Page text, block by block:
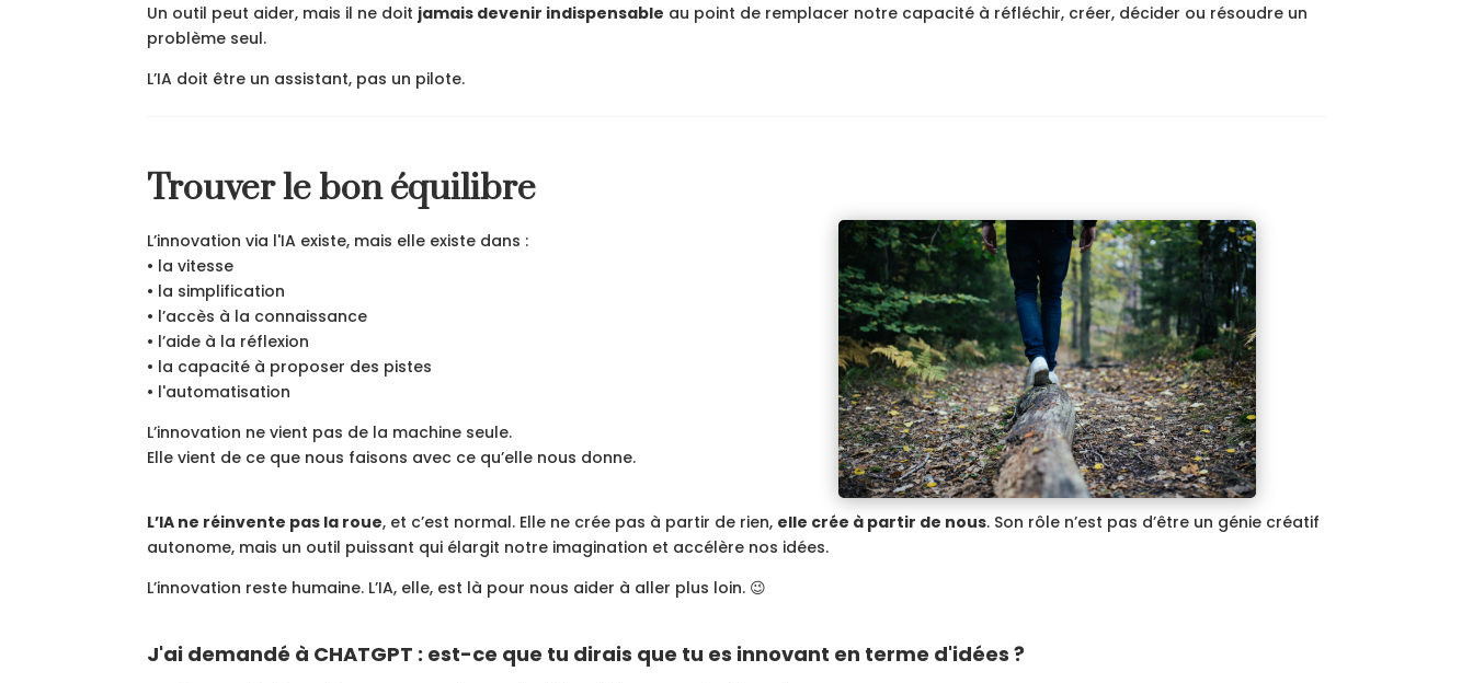
Un outil peut aider, mais il ne doit jamais devenir indispensable au point de remplacer notre capacité à réfléchir, créer, décider ou résoudre un
problème seul.
L’IA doit être un assistant, pas un pilote.
Trouver le bon équilibre
L’innovation via l'IA existe, mais elle existe dans :
• la vitesse
• la simplification
• l’accès à la connaissance
• l’aide à la réflexion
• la capacité à proposer des pistes
• l'automatisation
L’innovation ne vient pas de la machine seule.
Elle vient de ce que nous faisons avec ce qu’elle nous donne.
L’IA ne réinvente pas la roue, et c’est normal. Elle ne crée pas à partir de rien, elle crée à partir de nous. Son rôle n’est pas d’être un génie créatif
autonome, mais un outil puissant qui élargit notre imagination et accélère nos idées.
L’innovation reste humaine. L’IA, elle, est là pour nous aider à aller plus loin. 😉
J'ai demandé à CHATGPT : est-ce que tu dirais que tu es innovant en terme d'idées ?